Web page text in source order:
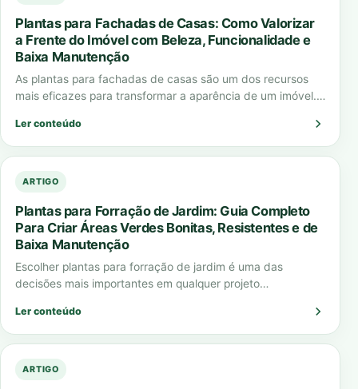
Plantas para Fachadas de Casas: Como Valorizar
a Frente do Imóvel com Beleza, Funcionalidade e
Baixa Manutenção
As plantas para fachadas de casas são um dos recursos
mais eficazes para transformar a aparência de um imóvel.
Ler conteúdo
ARTIGO
Plantas para Forração de Jardim: Guia Completo
Para Criar Áreas Verdes Bonitas, Resistentes e de
Baixa Manutenção
Escolher plantas para forração de jardim é uma das
decisões mais importantes em qualquer projeto
Ler conteúdo
ARTIGO